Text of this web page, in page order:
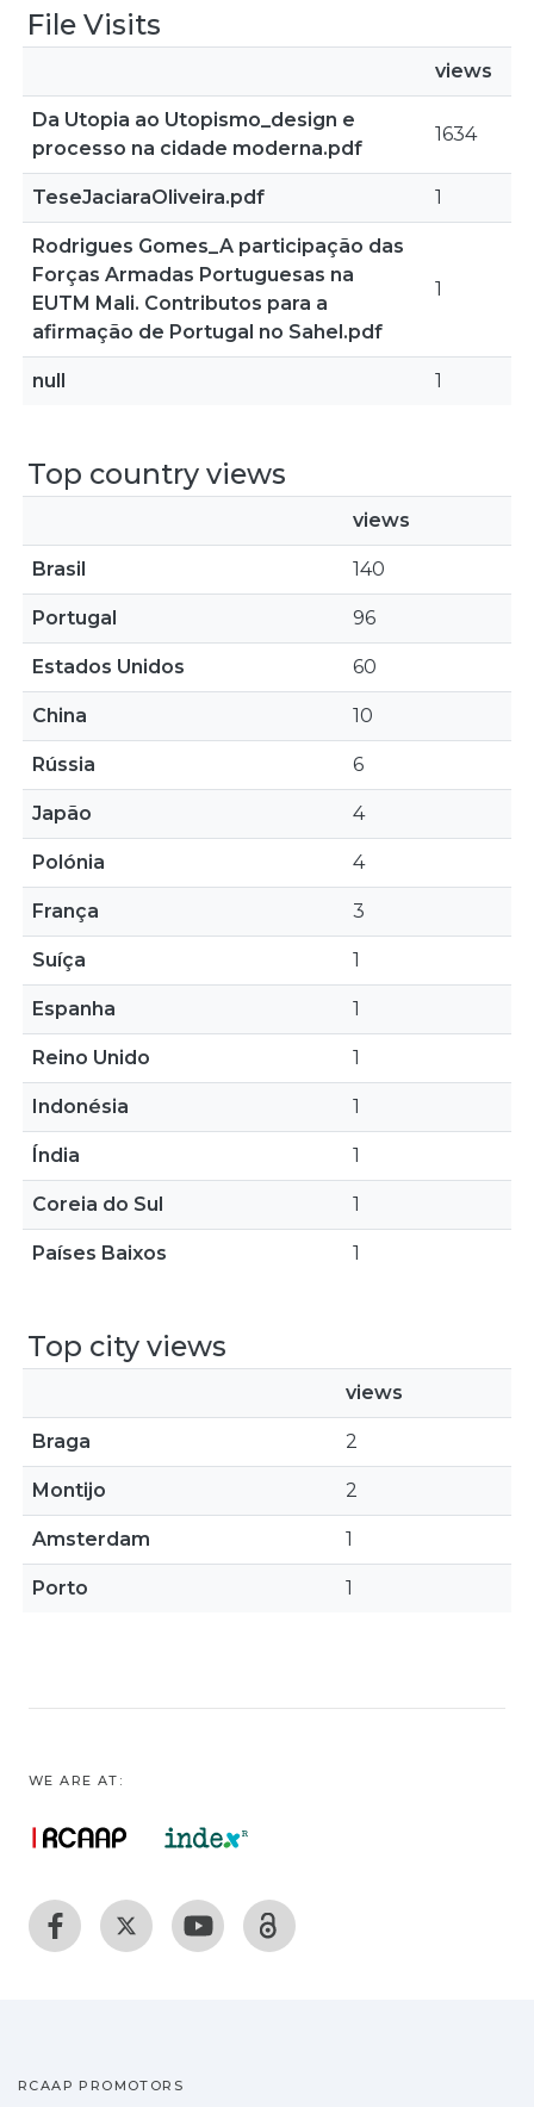
File Visits
views
Da Utopia ao Utopismo_design e
processo na cidade moderna.pdf
1634
TeseJaciaraOliveira.pdf 1
Rodrigues Gomes_A participação das
Forças Armadas Portuguesas na
EUTM Mali. Contributos para a
afirmação de Portugal no Sahel.pdf
1
null 1
Top country views
views
Brasil 140
Portugal 96
Estados Unidos 60
China 10
Rússia 6
Japão 4
Polónia 4
França 3
Suíça 1
Espanha 1
Reino Unido 1
Indonésia 1
Índia 1
Coreia do Sul 1
Países Baixos 1
Top city views
views
Braga 2
Montijo 2
Amsterdam 1
Porto 1
WE ARE AT:
RCAAP PROMOTORS